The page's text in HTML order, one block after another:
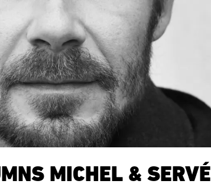
MICHEL & SERVÉ